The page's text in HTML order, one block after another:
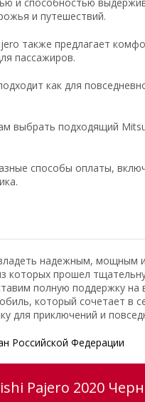
и путешествий.
также предлагает
пассажиров.
как для
выбрать подходящий
способы оплаты,
надежным, мощным
которых прошел
полную поддержку на
который сочетает в
для приключений и
Российской Федерации
Pajero 2020